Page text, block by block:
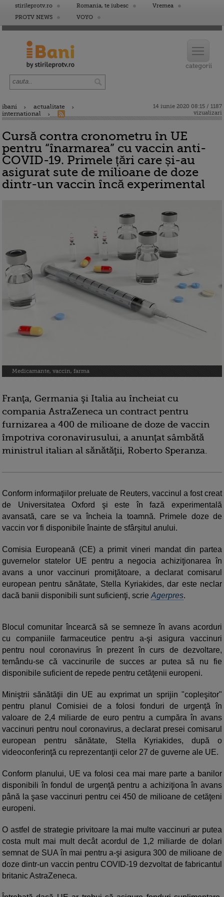
stirileprotv.ro Romania, te iubesc
Vremea
PROTV NEWS
VOYO
ibani
actualitate
international
14 iunie 2020 08:15 / 1187
vizualizari
Cursă contra cronometru în UE
pentru “înarmarea” cu vaccin anti-
COVID-19. Primele țări care și-au
asigurat sute de milioane de doze
dintr-un vaccin încă experimental
Medicamante, vaccin, farma
Franţa, Germania şi Italia au încheiat cu
compania AstraZeneca un contract pentru
furnizarea a 400 de milioane de doze de vaccin
împotriva coronavirusului, a anunţat sâmbătă
ministrul italian al sănătăţii, Roberto Speranza.
Conform informaţiilor preluate de Reuters, vaccinul a fost creat
de Universitatea Oxford şi este în fază experimentală
avansată, care se va încheia la toamnă. Primele doze de
vaccin vor fi disponibile înainte de sfârşitul anului.
Comisia Europeană (CE) a primit vineri mandat din partea
guvernelor statelor UE pentru a negocia achiziţionarea în
avans a unor vaccinuri promiţătoare, a declarat comisarul
european pentru sănătate, Stella Kyriakides, dar este neclar
dacă banii disponibili sunt suficienţi, scrie Agerpres.
Blocul comunitar încearcă să se semneze în avans acorduri
cu companiile farmaceutice pentru a-şi asigura vaccinuri
pentru noul coronavirus în prezent în curs de dezvoltare,
temându-se că vaccinurile de succes ar putea să nu fie
disponibile suficient de repede pentru cetăţenii europeni.
Miniştrii sănătăţii din UE au exprimat un sprijin "copleşitor"
pentru planul Comisiei de a folosi fonduri de urgenţă în
valoare de 2,4 miliarde de euro pentru a cumpăra în avans
vaccinuri pentru noul coronavirus, a declarat presei comisarul
european pentru sănătate, Stella Kyriakides, după o
videoconferinţă cu reprezentanţii celor 27 de guverne ale UE.
Conform planului, UE va folosi cea mai mare parte a banilor
disponibili în fondul de urgenţă pentru a achiziţiona în avans
până la şase vaccinuri pentru cei 450 de milioane de cetăţeni
europeni.
O astfel de strategie privitoare la mai multe vaccinuri ar putea
costa mult mai mult decât acordul de 1,2 miliarde de dolari
semnat de SUA în mai pentru a-şi asigura 300 de milioane de
doze dintr-un vaccin pentru COVID-19 dezvoltat de fabricantul
britanic AstraZeneca.